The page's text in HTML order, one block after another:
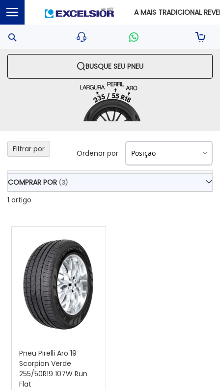
A MAIS TRADICIONAL
Sua
BUSQUE SEU PNEU
1 artigo
Ordenar por
Pneu Pirelli Aro 19
Scorpion Verde
255/50R19 107W Run
Flat
Filtrar por
COMPRAR POR